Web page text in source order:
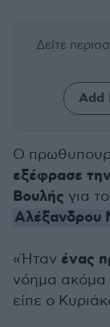
Δείτε
Add
Ο
εξέφρασε
Βουλής για
Αλέξανδρου
«Ήταν ένας
νόημα ακόμα
είπε ο